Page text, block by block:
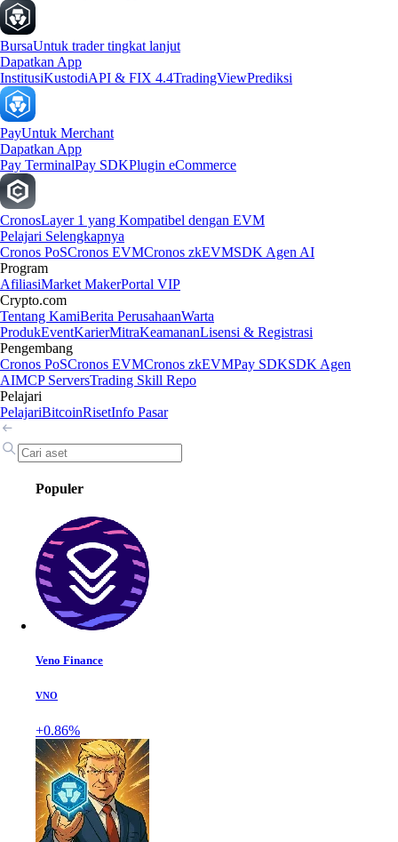
BursaUntuk trader tingkat lanjut
Dapatkan App
InstitusiKustodiAPI & FIX 4.4TradingViewPrediksi
PayUntuk Merchant
Dapatkan App
Pay TerminalPay SDKPlugin eCommerce
CronosLayer 1 yang Kompatibel dengan EVM
Pelajari Selengkapnya
Cronos PoSCronos EVMCronos zkEVMSDK Agen AI
Program
AfiliasiMarket MakerPortal VIP
Crypto.com
Tentang KamiBerita PerusahaanWarta
ProdukEventKarierMitraKeamananLisensi & Registrasi
Pengembang
Cronos PoSCronos EVMCronos zkEVMPay SDKSDK Agen
AIMCP ServersTrading Skill Repo
Pelajari
PelajariBitcoinRisetInfo Pasar
Populer
Veno Finance
VNO
+0.86%